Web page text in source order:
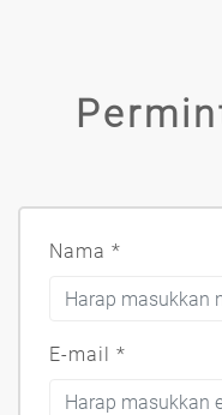
Nama *
E-mail *